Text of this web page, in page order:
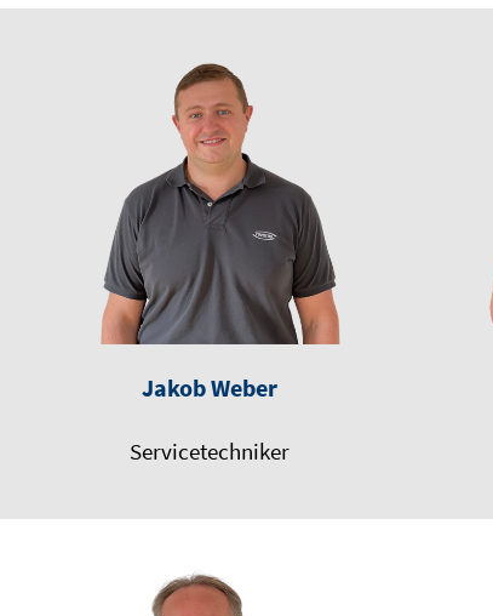
Jakob Weber
Servicetechniker